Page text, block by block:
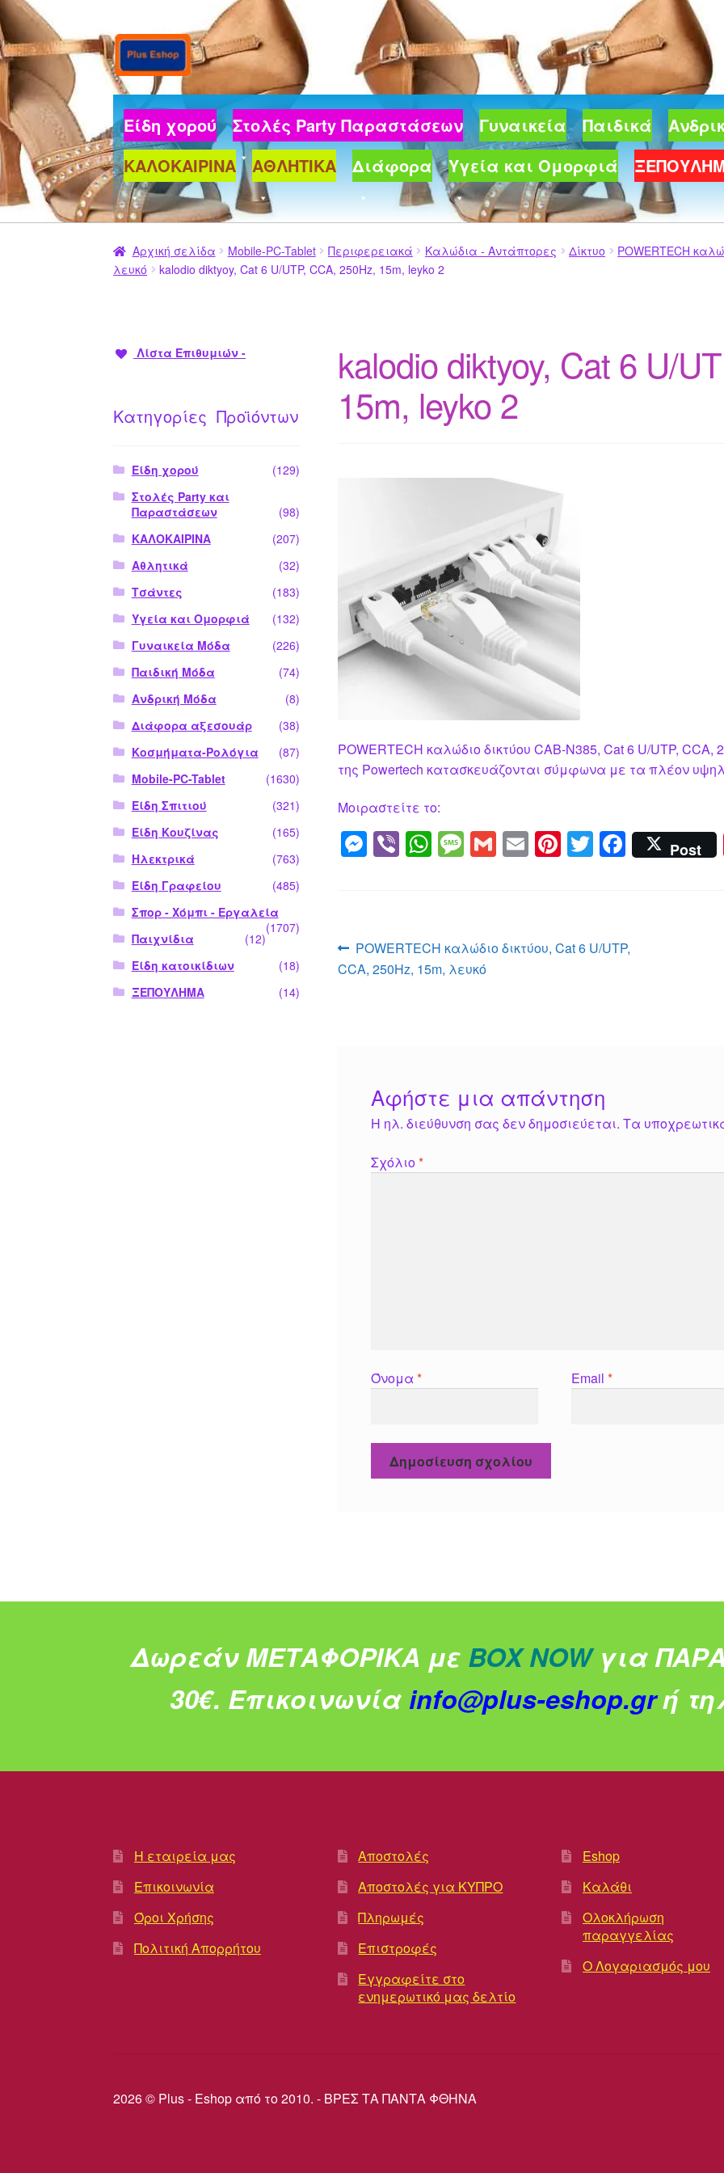
Απευθείας
μετάβαση
στην
πλοήγηση
Μετάβαση
σε
περιεχόμενο
Είδη χορού Στολές Party Παραστάσεων Γυναικεία Παιδικά
ΚΑΛΟΚΑΙΡΙΝΑ
ΑΘΛΗΤΙΚΑ Διάφορα Υγεία και Ομορφιά
Αρχική σελίδα Mobile-PC-Tablet Περιφερειακά Καλώδια - Αντάπτορες Δίκτυο
POWERTECH
λευκό
kalodio diktyoy, Cat 6 U/UTP, CCA, 250Hz, 15m, leyko 2
kalodio diktyoy, Cat 6 U/
15m, leyko 2
POWERTECH καλώδιο δικτύου CAB-N385, Cat 6 U/UTP,
της Powertech κατασκευάζονται σύμφωνα με τα πλέον
Μοιραστείτε το:
M
e
n
g
Vi
b
W
h
A
p
M
e
g
e
G
m
E
m
Pi
nt
st
T
wi
F
a
b
Post
Πλοήγηση
άρθρων
Προηγούμενο
άρθρο:
POWERTECH καλώδιο δικτύου, Cat 6 U/UTP,
CCA, 250Hz, 15m, λευκό
Αφήστε μια απάντηση
Η ηλ. διεύθυνση σας δεν δημοσιεύεται. Τα
Σχόλιο*
Όνομα* Email*
Λίστα Επιθυμιών -
Κατηγορίες Προϊόντων
Είδη χορού
(129)
Στολές Party και
Παραστάσεων
(98)
ΚΑΛΟΚΑΙΡΙΝΑ
(207)
Αθλητικά
(32)
Τσάντες
(183)
Υγεία και Ομορφιά
(132)
Γυναικεία Μόδα
(226)
Παιδική Μόδα
(74)
Ανδρική Μόδα
(8)
Διάφορα αξεσουάρ
(38)
Κοσμήματα-Ρολόγια
(87)
Mobile-PC-Tablet
(1630)
Είδη Σπιτιού
(321)
Είδη Κουζίνας
(165)
Ηλεκτρικά
(763)
Είδη Γραφείου
(485)
Σπορ - Χόμπι - Εργαλεία
(1707)
Παιχνίδια
(12)
Είδη κατοικίδιων
(18)
ΞΕΠΟΥΛΗΜΑ
(14)
Δωρεάν ΜΕΤΑΦΟΡΙΚΑ με BOX NOW για
30€. Επικοινωνία info@plus-eshop.grή
Η εταιρεία μας
Επικοινωνία
Όροι Χρήσης
Πολιτική Απορρήτου
Αποστολές
Αποστολές για ΚΥΠΡΟ
Πληρωμές
Επιστροφές
Εγγραφείτε στο
ενημερωτικό μας δελτίο
Eshop
Καλάθι
Ολοκλήρωση
παραγγελίας
Ο Λογαριασμός μου
2026 © Plus - Eshop από το 2010. - ΒΡΕΣ ΤΑ ΠΑΝΤΑ ΦΘΗΝΑ